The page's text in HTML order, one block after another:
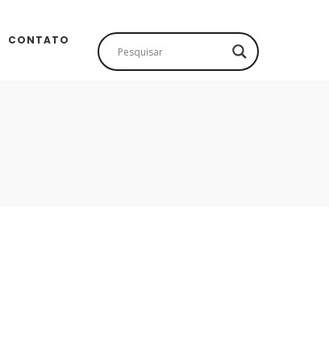
CONTATO